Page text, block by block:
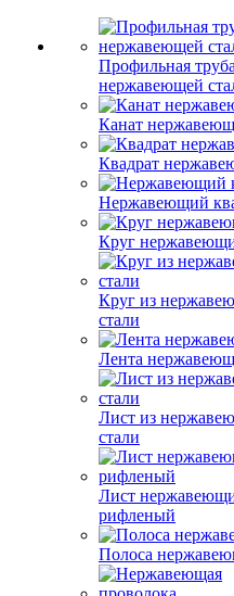
Профильная
нержавеющей
Канат
Квадрат
Нержавеющий
Круг
Круг из
стали
Лента
Лист из
стали
Лист
рифленый
Полоса